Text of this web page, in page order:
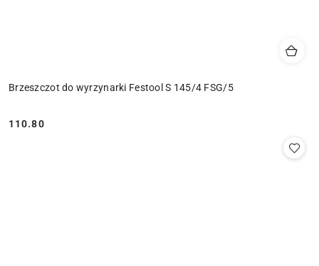
Brzeszczot do wyrzynarki Festool S 145/4 FSG/5
Cena:
110.80